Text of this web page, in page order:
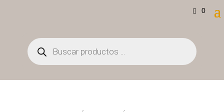
0
Búsqueda
de
productos